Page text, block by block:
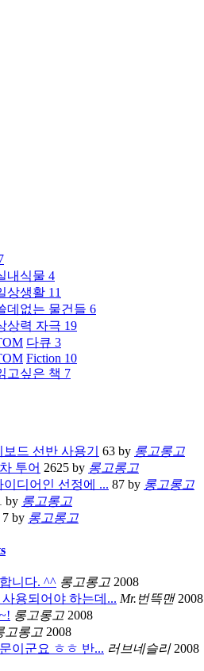
내식물 4
상생활 11
데없는 물건들 6
상력 자극 19
다큐 3
Fiction 10
고싶은 책 7
드 선반 사용기 63 by 롱고롱고
투어 2625 by 롱고롱고
디어인 선정에 ... 87 by 롱고롱고
by 롱고롱고
7 by 롱고롱고
니다. ^^ 롱고롱고 2008
용되어야 하는데... Mr.번뜩맨 2008
롱고롱고 2008
고롱고 2008
이군요 ㅎㅎ 반... 러브네슬리 2008